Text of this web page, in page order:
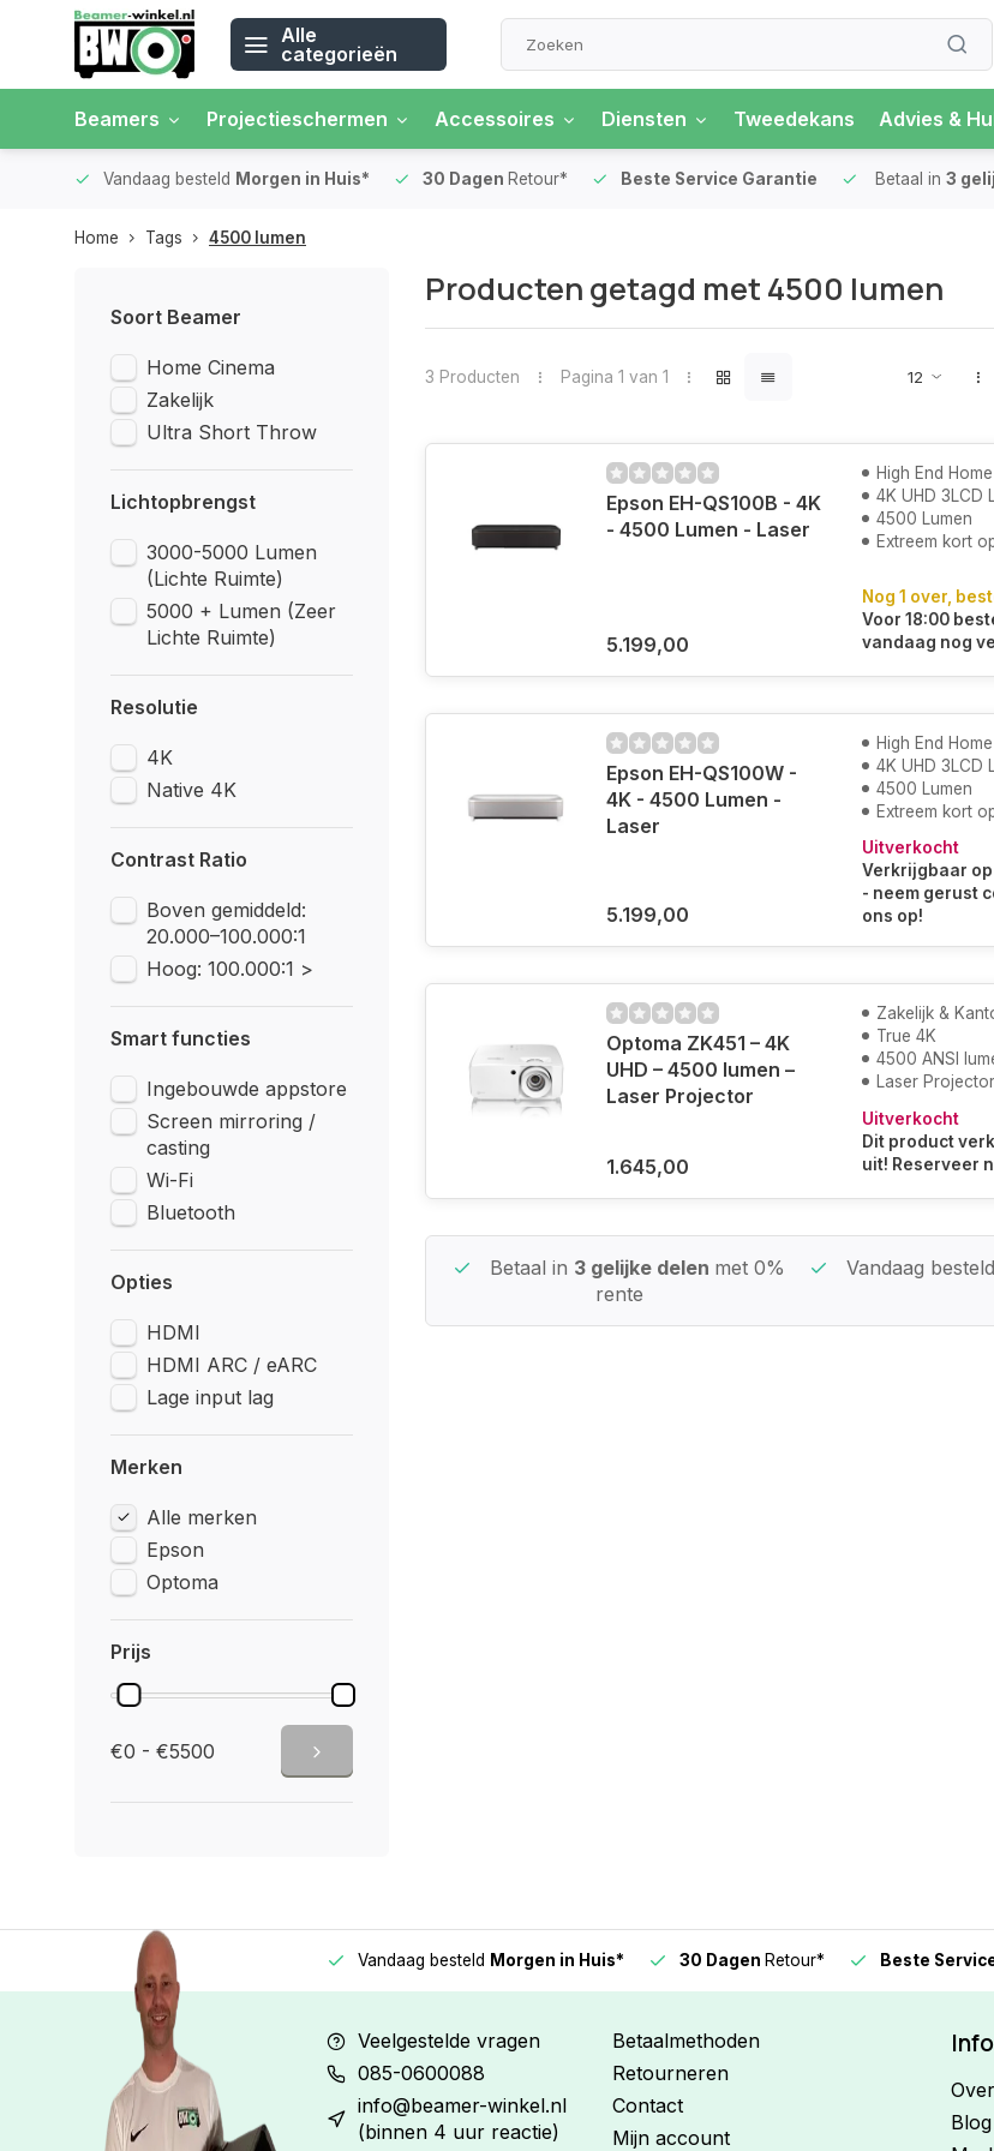
Alle
categorieën
Beamers Projectieschermen Accessoires Diensten Tweedekans Advies &
Vandaag besteld Morgen in Huis* 30 Dagen Retour* Beste Service Garantie Betaal in 3
Home Tags 4500 lumen
Soort Beamer
Home Cinema
Zakelijk
Ultra Short Throw
Lichtopbrengst
3000-5000 Lumen
(Lichte Ruimte)
5000 + Lumen (Zeer
Lichte Ruimte)
Resolutie
4K
Native 4K
Contrast Ratio
Boven gemiddeld:
20.000–100.000:1
Hoog: 100.000:1 >
Smart functies
Ingebouwde appstore
Screen mirroring /
casting
Wi-Fi
Bluetooth
Opties
HDMI
HDMI ARC / eARC
Lage input lag
Merken
Alle merken
Epson
Optoma
Prijs
€0 - €5500
Producten getagd met 4500 lumen
3 Producten Pagina 1 van 1
Epson EH-QS100B - 4K
- 4500 Lumen - Laser
5.199,00
High End
4K UHD 3LCD
4500 Lumen
Extreem kort
Nog 1 over,
Voor 18:00
vandaag nog
Epson EH-QS100W -
4K - 4500 Lumen -
Laser
5.199,00
High End
4K UHD 3LCD
4500 Lumen
Extreem kort
Uitverkocht
Verkrijgbaar
- neem gerust
ons op!
Optoma ZK451 – 4K
UHD – 4500 lumen –
Laser Projector
1.645,00
Zakelijk &
True 4K
4500 ANSI
Laser Projector
Uitverkocht
Dit product
uit! Reserveer
Betaal in 3 gelijke delen met 0%
rente
Vandaag besteld
3 gelijke delen Vandaag besteld Morgen in Huis* 30 Dagen Retour* Beste
Veelgestelde vragen
085-0600088
info@beamer-winkel.nl
(binnen 4 uur reactie)
Betaalmethoden
Retourneren
Contact
Mijn account
Blog